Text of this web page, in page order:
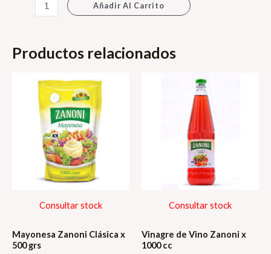
chocolate
cantidad
Añadir Al Carrito
Productos relacionados
Consultar stock
Mayonesa Zanoni Clásica x
500 grs
Consultar stock
Vinagre de Vino Zanoni x
1000 cc